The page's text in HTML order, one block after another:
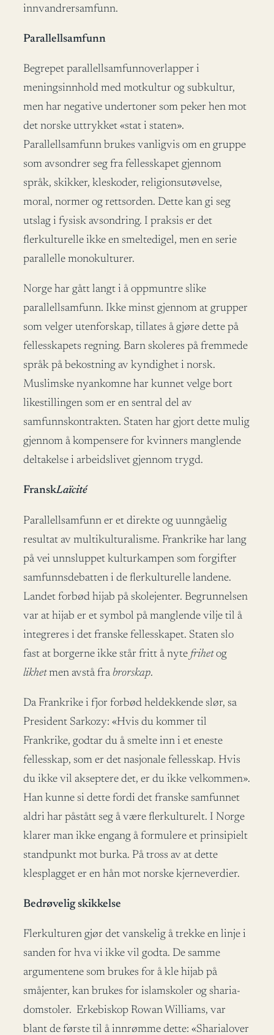
innvandrersamfunn.
Parallellsamfunn
Begrepet parallellsamfunnoverlapper i
meningsinnhold med motkultur og subkultur,
men har negative undertoner som peker hen mot
det norske uttrykket «stat i staten».
Parallellsamfunn brukes vanligvis om en gruppe
som avsondrer seg fra fellesskapet gjennom
språk, skikker, kleskoder, religionsutøvelse,
moral, normer og rettsorden. Dette kan gi seg
utslag i fysisk avsondring. I praksis er det
flerkulturelle ikke en smeltedigel, men en serie
parallelle monokulturer.
Norge har gått langt i å oppmuntre slike
parallellsamfunn. Ikke minst gjennom at grupper
som velger utenforskap, tillates å gjøre dette på
fellesskapets regning. Barn skoleres på fremmede
språk på bekostning av kyndighet i norsk.
Muslimske nyankomne har kunnet velge bort
likestillingen som er en sentral del av
samfunnskontrakten. Staten har gjort dette mulig
gjennom å kompensere for kvinners manglende
deltakelse i arbeidslivet gjennom trygd.
FranskLaïcité
Parallellsamfunn er et direkte og uunngåelig
resultat av multikulturalisme. Frankrike har lang
på vei unnsluppet kulturkampen som forgifter
samfunnsdebatten i de flerkulturelle landene.
Landet forbød hijab på skolejenter. Begrunnelsen
var at hijab er et symbol på manglende vilje til å
integreres i det franske fellesskapet. Staten slo
fast at borgerne ikke står fritt å nyte frihetog
likhetmen avstå frabrorskap.
Da Frankrike i fjor forbød heldekkende slør, sa
President Sarkozy: «Hvis du kommer til
Frankrike, godtar du å smelte inn i et eneste
fellesskap, som er det nasjonale fellesskap. Hvis
du ikke vil akseptere det, er du ikke velkommen».
Han kunne si dette fordi det franske samfunnet
aldri har påstått seg å være flerkulturelt. I Norge
klarer man ikke engang å formulere et prinsipielt
standpunkt mot burka. På tross av at dette
klesplagget er en hån mot norske kjerneverdier.
Bedrøvelig skikkelse
Flerkulturen gjør det vanskelig å trekke en linje i
sanden for hva vi ikke vil godta. De samme
argumentene som brukes for å kle hijab på
småjenter, kan brukes for islamskoler og sharia-
domstoler. Erkebiskop Rowan Williams, var
blant de første til å innrømme dette: «Sharialover